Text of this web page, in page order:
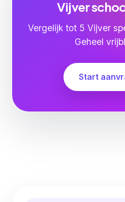
Vijver
Vergelijk tot 5 Vijver
Geheel
Start